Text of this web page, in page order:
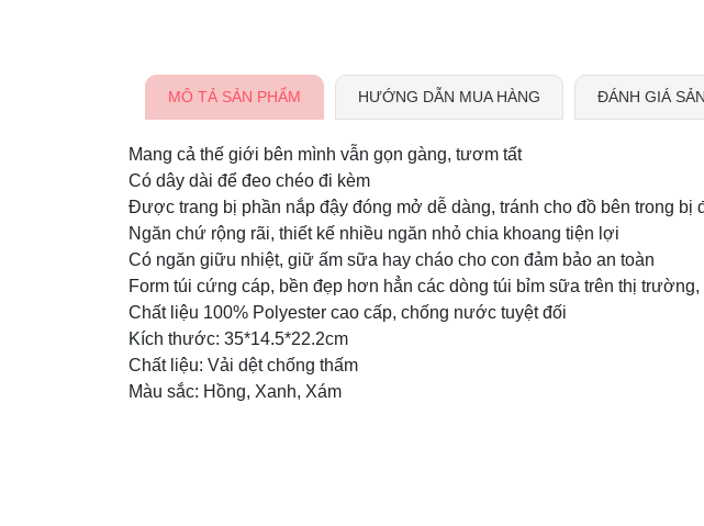
MÔ TẢ SẢN PHẨM HƯỚNG DẪN MUA HÀNG ĐÁNH GIÁ
Mang cả thế giới bên mình vẫn gọn gàng, tươm tất
Có dây dài để đeo chéo đi kèm
Được trang bị phần nắp đậy đóng mở dễ dàng, tránh cho đồ bên trong bị
Ngăn chứ rộng rãi, thiết kế nhiều ngăn nhỏ chia khoang tiện lợi
Có ngăn giữu nhiệt, giữ ấm sữa hay cháo cho con đảm bảo an toàn
Form túi cứng cáp, bền đẹp hơn hẳn các dòng túi bỉm sữa trên thị trường,
Chất liệu 100% Polyester cao cấp, chống nước tuyệt đối
Kích thước: 35*14.5*22.2cm
Chất liệu: Vải dệt chống thấm
Màu sắc: Hồng, Xanh, Xám